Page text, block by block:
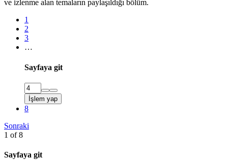
ve izlenme alan temaların paylaşıldığı bölüm.
1
2
3
…
Sayfaya git
İşlem yap
8
Sonraki
1 of 8
Sayfaya git